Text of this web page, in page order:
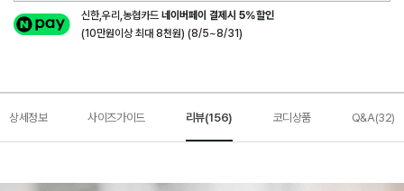
신한,우리,농협카드네이버페이 결제시 5%할인
(10만원이상 최대 8천원) (8/5~8/31)
상세정보 사이즈가이드 리뷰(156) 코디상품 Q&A(32)